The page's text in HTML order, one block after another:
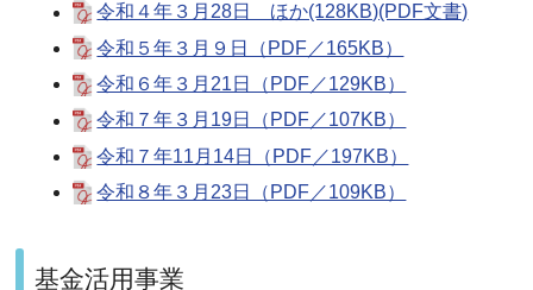
令和４年３月28日 ほか(128KB)(PDF文書)
令和５年３月９日（PDF／165KB）
令和６年３月21日（PDF／129KB）
令和７年３月19日（PDF／107KB）
令和７年11月14日（PDF／197KB）
令和８年３月23日（PDF／109KB）
基金活用事業